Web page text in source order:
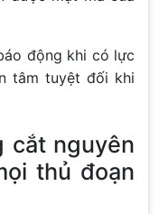
động khi có lực
tâm tuyệt đối khi
cắt nguyên
thủ đoạn